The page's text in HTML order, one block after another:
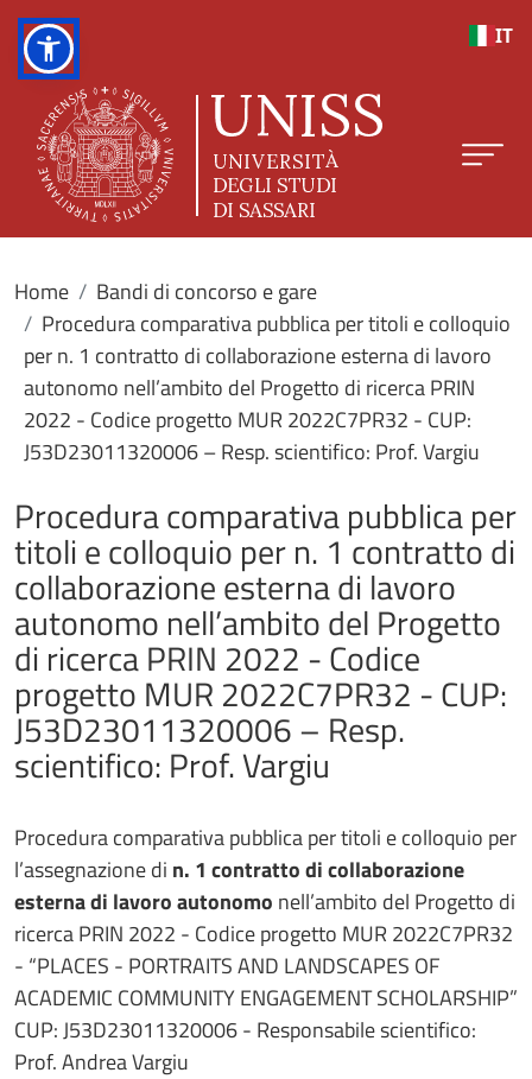
IT
Home
Bandi di concorso e gare
Procedura comparativa pubblica per titoli e colloquio
per n. 1 contratto di collaborazione esterna di lavoro
autonomo nell’ambito del Progetto di ricerca PRIN
2022 - Codice progetto MUR 2022C7PR32 - CUP:
J53D23011320006 – Resp. scientifico: Prof. Vargiu
Procedura comparativa pubblica per
titoli e colloquio per n. 1 contratto di
collaborazione esterna di lavoro
autonomo nell’ambito del Progetto
di ricerca PRIN 2022 - Codice
progetto MUR 2022C7PR32 - CUP:
J53D23011320006 – Resp.
scientifico: Prof. Vargiu
Procedura comparativa pubblica per titoli e colloquio per
l’assegnazione di n. 1 contratto di collaborazione
esterna di lavoro autonomo nell’ambito del Progetto di
ricerca PRIN 2022 - Codice progetto MUR 2022C7PR32
- “PLACES - PORTRAITS AND LANDSCAPES OF
ACADEMIC COMMUNITY ENGAGEMENT SCHOLARSHIP”
CUP: J53D23011320006 - Responsabile scientifico:
Prof. Andrea Vargiu